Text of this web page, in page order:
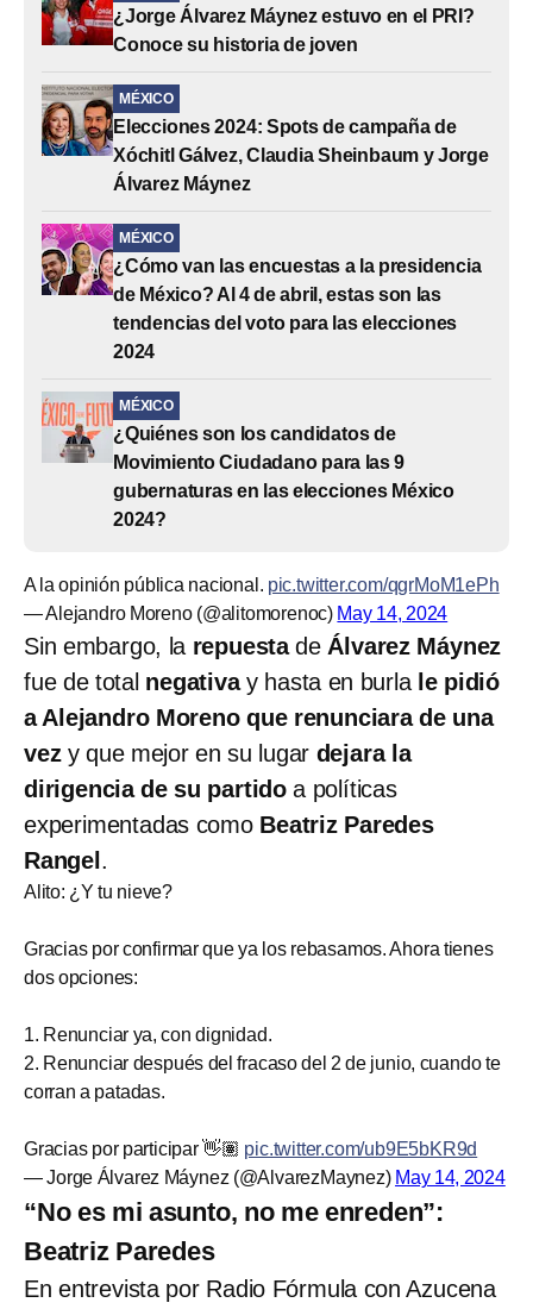
¿Jorge Álvarez Máynez estuvo en el PRI?
Conoce su historia de joven
MÉXICO
Elecciones 2024: Spots de campaña de
Xóchitl Gálvez, Claudia Sheinbaum y Jorge
Álvarez Máynez
MÉXICO
¿Cómo van las encuestas a la presidencia
de México? Al 4 de abril, estas son las
tendencias del voto para las elecciones
2024
MÉXICO
¿Quiénes son los candidatos de
Movimiento Ciudadano para las 9
gubernaturas en las elecciones México
2024?
A la opinión pública nacional. pic.twitter.com/qgrMoM1ePh
— Alejandro Moreno (@alitomorenoc) May 14, 2024
Sin embargo, la repuestade Álvarez Máynez
fue de total negativay hasta en burla le pidió
a Alejandro Moreno que renunciara de una
vezy que mejor en su lugar dejara la
dirigencia de su partidoa políticas
experimentadas como Beatriz Paredes
Rangel .
Alito: ¿Y tu nieve?
Gracias por confirmar que ya los rebasamos. Ahora tienes
dos opciones:
1. Renunciar ya, con dignidad.
2. Renunciar después del fracaso del 2 de junio, cuando te
corran a patadas.
Gracias por participar 👋🏽 pic.twitter.com/ub9E5bKR9d
— Jorge Álvarez Máynez (@AlvarezMaynez) May 14, 2024
“No es mi asunto, no me enreden”:
Beatriz Paredes
En entrevista por Radio Fórmula con Azucena